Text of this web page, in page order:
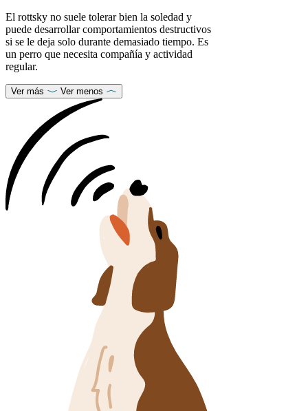
El rottsky no suele tolerar bien la soledad y
puede desarrollar comportamientos destructivos
si se le deja solo durante demasiado tiempo. Es
un perro que necesita compañía y actividad
regular.
Ver más Ver menos